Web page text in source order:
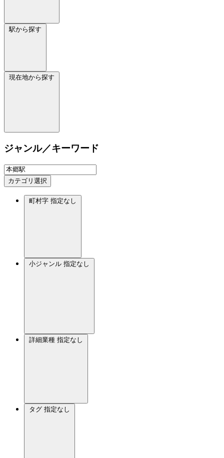
駅から探す
現在地から探す
ジャンル／キーワード
カテゴリ選択
町村字 指定なし
小ジャンル 指定なし
詳細業種 指定なし
タグ 指定なし